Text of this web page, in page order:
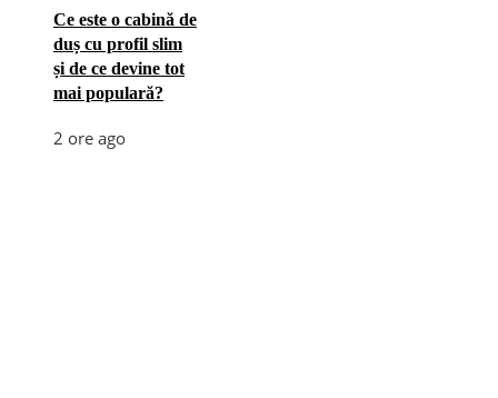
Ce este o cabină de
duș cu profil slim
și de ce devine tot
mai populară?
2 ore ago